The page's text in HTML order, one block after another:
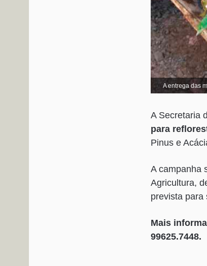
A entrega das
A Secretaria
para
Pinus e
A campanha
Agricultura,
prevista para
Mais
99625.7448.